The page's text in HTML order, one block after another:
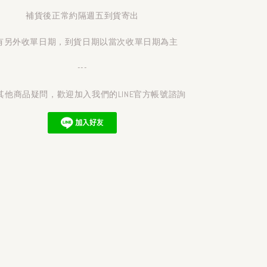
補貨後正常約隔週五到貨寄出
另外收單日期，到貨日期以當次收單日期為主
---
他商品疑問，歡迎加入我們的LINE官方帳號諮詢